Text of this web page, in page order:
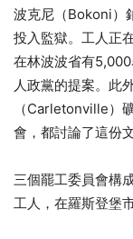
波克尼（Bokoni）
投入監獄。工人正
在林波波省有
人政黨的提案。此
（Carletonville）
會，都討論了這份文
三個罷工委員會構
工人，在羅斯登堡